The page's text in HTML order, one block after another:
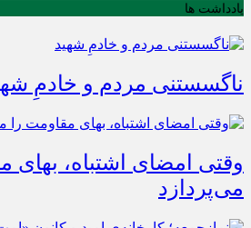
یادداشت ها
ناگسستنی مردم و خادمِ
وقتی امضای اشتباه، بهای
می‌پردازد